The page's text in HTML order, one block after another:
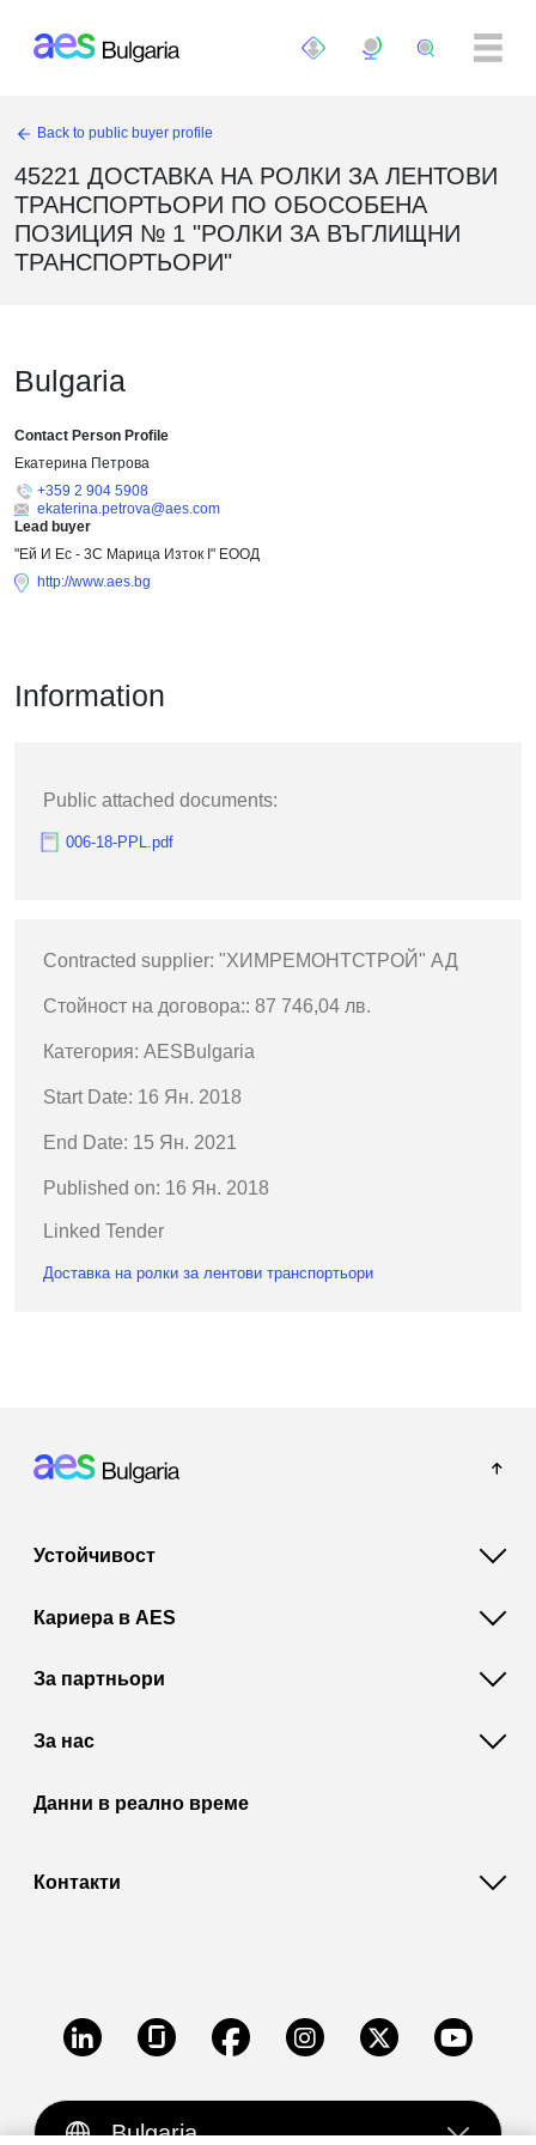
Back to public buyer profile
45221 ДОСТАВКА НА РОЛКИ ЗА ЛЕНТОВИ
ТРАНСПОРТЬОРИ ПО ОБОСОБЕНА
ПОЗИЦИЯ № 1 "РОЛКИ ЗА ВЪГЛИЩНИ
ТРАНСПОРТЬОРИ"
Bulgaria
Contact Person Profile
Екатерина Петрова
+359 2 904 5908
ekaterina.petrova@aes.com
Lead buyer
"Ей И Ес - 3С Марица Изток I" ЕООД
http://www.aes.bg
Information
Public attached documents:
006-18-PPL.pdf
Contracted supplier: "ХИМРЕМОНТСТРОЙ" АД
Стойност на договора:: 87 746,04 лв.
Категория: AESBulgaria
Start Date: 16 Ян. 2018
End Date: 15 Ян. 2021
Published on: 16 Ян. 2018
Linked Tender
Доставка на ролки за лентови транспортьори
Footer: Bulgaria
Устойчивост
Кариера в AES
За партньори
За нас
Данни в реално време
Контакти
LinkedInGlassdoorFacebookInstagramX Youtube
Bulgaria